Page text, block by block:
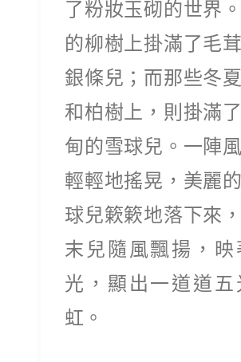
了粉妝玉砌的世界
的柳樹上掛滿了毛
銀條兒；而那些冬
和柏樹上，則掛滿
甸的雪球兒。一陣
輕輕地搖晃，美麗
球兒簌簌地落下來
末兒隨風飄揚，映
光，顯出一道道五
虹。